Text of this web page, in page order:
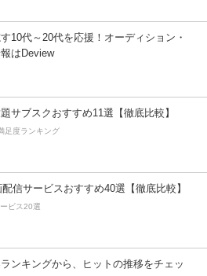
10代～20代を応援！オーディション・
はDeview
サブスクおすすめ11選【徹底比較】
足度ランキング
信サービスおすすめ40選【徹底比較】
ビス20選
ンキングから、ヒットの推移をチェッ